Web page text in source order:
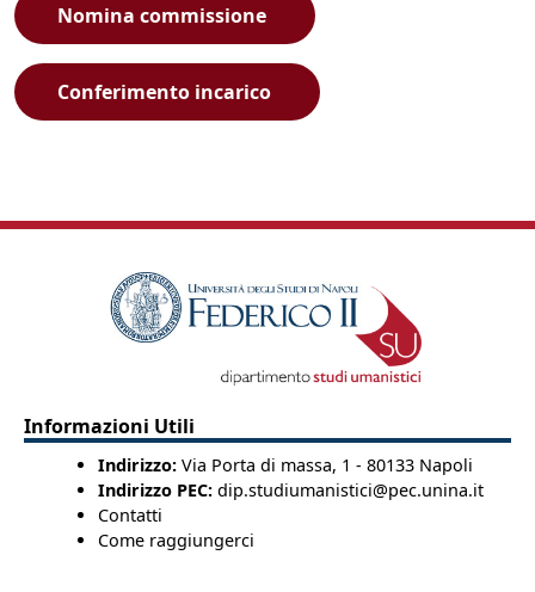
Nomina commissione
Conferimento incarico
Informazioni Utili
Indirizzo: Via Porta di massa, 1 - 80133 Napoli
Indirizzo PEC: dip.studiumanistici@pec.unina.it
Contatti
Come raggiungerci